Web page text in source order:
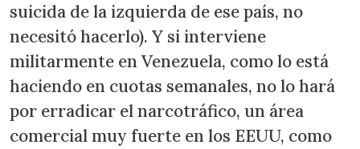
suicida de la izquierda de ese país, no
necesitó hacerlo). Y si interviene
militarmente en Venezuela, como lo está
haciendo en cuotas semanales, no lo hará
por erradicar el narcotráfico, un área
comercial muy fuerte en los EEUU, como